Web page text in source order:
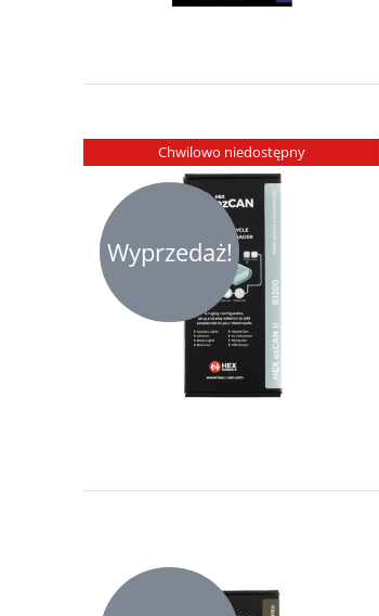
Chwilowo niedostępny
Wyprzedaż!